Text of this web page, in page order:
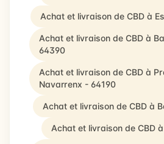
Achat et livraison de CBD à
Achat et livraison de CBD à
64390
Achat et livraison de CBD à
Navarrenx - 64190
Achat et livraison de CBD à
Achat et livraison de CBD